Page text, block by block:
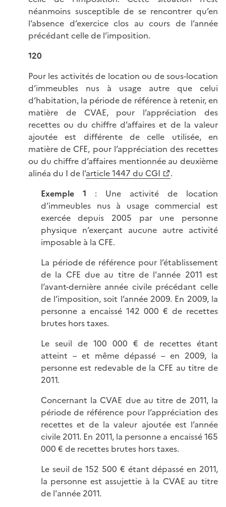
néanmoins susceptible de se rencontrer qu’en
l’absence d’exercice clos au cours de l’année
précédant celle de l’imposition.
120
Pour les activités de location ou de sous-location
d’immeubles nus à usage autre que celui
d’habitation, la période de référence à retenir, en
matière de CVAE, pour l’appréciation des
recettes ou du chiffre d’affaires et de la valeur
ajoutée est différente de celle utilisée, en
matière de CFE, pour l’appréciation des recettes
ou du chiffre d’affaires mentionnée au deuxième
alinéa du I de l’article 1447 du CGI
.
Exemple 1 : Une activité de location
d’immeubles nus à usage commercial est
exercée depuis 2005 par une personne
physique n’exerçant aucune autre activité
imposable à la CFE.
La période de référence pour l’établissement
de la CFE due au titre de l'année 2011 est
l’avant-dernière année civile précédant celle
de l’imposition, soit l’année 2009. En 2009, la
personne a encaissé 142 000 € de recettes
brutes hors taxes.
Le seuil de 100 000 € de recettes étant
atteint – et même dépassé – en 2009, la
personne est redevable de la CFE au titre de
2011.
Concernant la CVAE due au titre de 2011, la
période de référence pour l’appréciation des
recettes et de la valeur ajoutée est l’année
civile 2011. En 2011, la personne a encaissé 165
000 € de recettes brutes hors taxes.
Le seuil de 152 500 € étant dépassé en 2011,
la personne est assujettie à la CVAE au titre
de l'année 2011.